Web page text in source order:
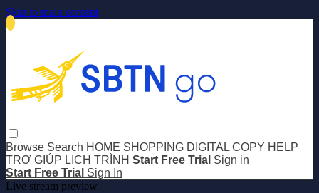
Skip to main content
Browse Search HOME SHOPPING DIGITAL COPY HELP
TRỢ GIÚP LỊCH TRÌNH Start Free Trial Sign in
Start Free Trial Sign In
Live stream preview